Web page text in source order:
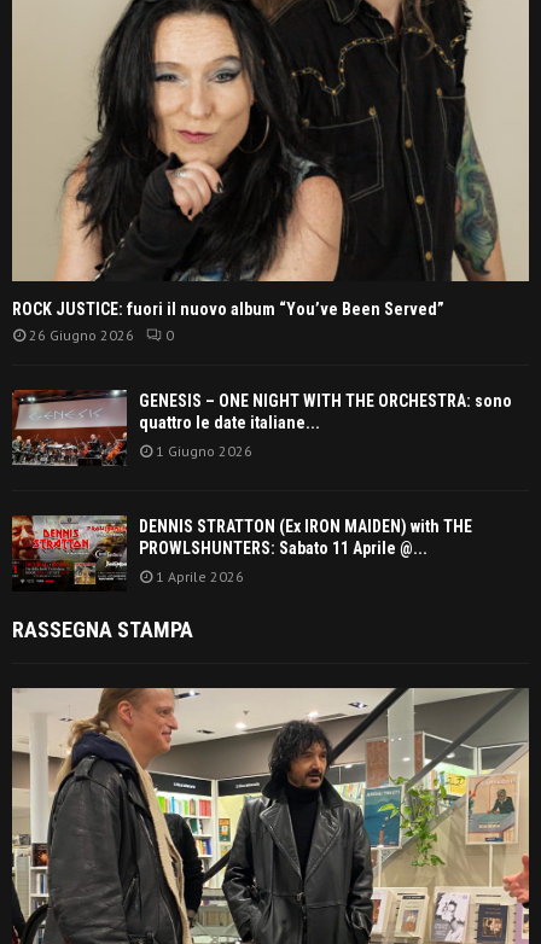
ROCK JUSTICE: fuori il nuovo album “You’ve Been Served”
26 Giugno 2026 0
GENESIS – ONE NIGHT WITH THE ORCHESTRA: sono
quattro le date italiane...
1 Giugno 2026
DENNIS STRATTON (Ex IRON MAIDEN) with THE
PROWLSHUNTERS: Sabato 11 Aprile @...
1 Aprile 2026
RASSEGNA STAMPA